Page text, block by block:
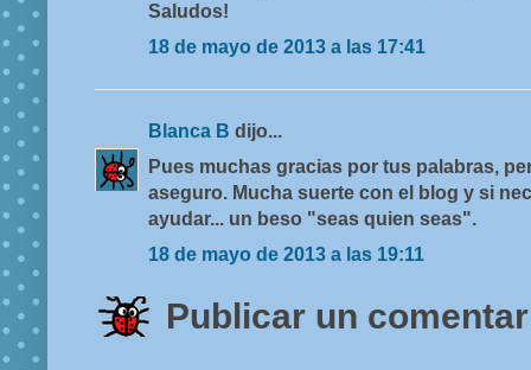
Saludos!
18 de mayo de 2013 a las 17:41
Blanca B dijo...
Pues muchas gracias por tus palabras,
aseguro. Mucha suerte con el blog y si
ayudar... un beso "seas quien seas".
18 de mayo de 2013 a las 19:11
Publicar un